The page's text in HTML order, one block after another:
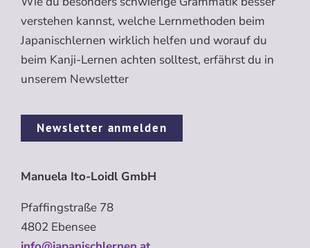
verstehen kannst, welche Lernmethoden beim
Japanischlernen wirklich helfen und worauf du
beim Kanji-Lernen achten solltest, erfährst du in
unserem Newsletter
Newsletter anmelden
Manuela Ito-Loidl GmbH
Pfaffingstraße 78
4802 Ebensee